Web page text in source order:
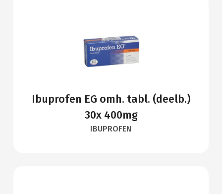
Ibuprofen EG omh. tabl. (deelb.)
30x 400mg
IBUPROFEN